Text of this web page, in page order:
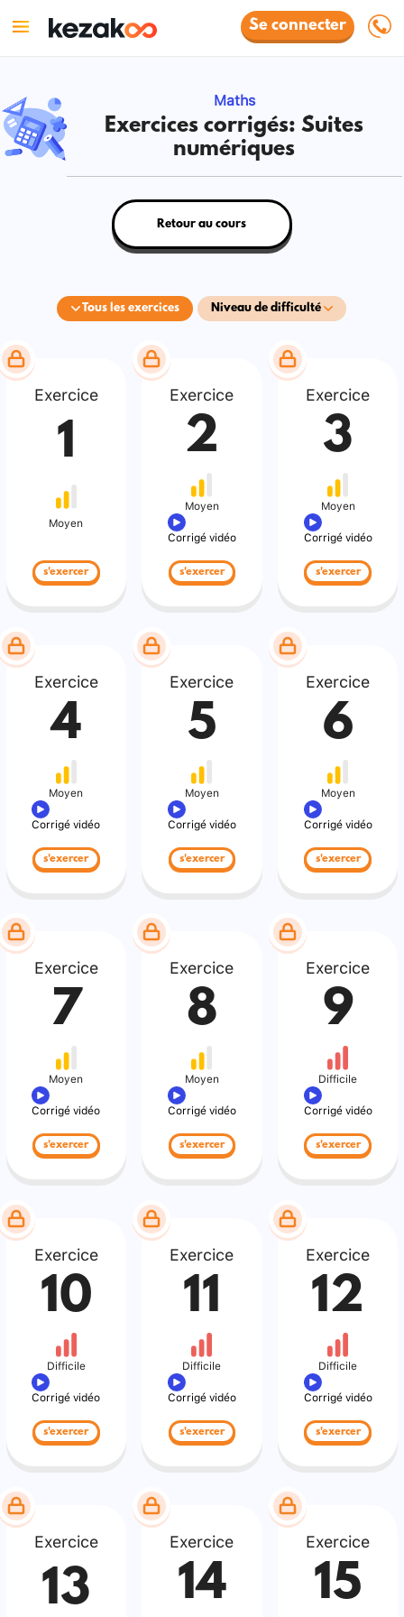
Se connecter
Maths
Exercices corrigés: Suites
numériques
Tous les exercices Niveau de difficulté
Retour au cours
Exercice
1
Moyen
s'exercer
Exercice
2
Moyen
Corrigé vidéo
s'exercer
Exercice
3
Moyen
Corrigé vidéo
s'exercer
Exercice
4
Moyen
Corrigé vidéo
s'exercer
Exercice
5
Moyen
Corrigé vidéo
s'exercer
Exercice
6
Moyen
Corrigé vidéo
s'exercer
Exercice
7
Moyen
Corrigé vidéo
s'exercer
Exercice
8
Moyen
Corrigé vidéo
s'exercer
Exercice
9
Difficile
Corrigé vidéo
s'exercer
Exercice
10
Difficile
Corrigé vidéo
s'exercer
Exercice
11
Difficile
Corrigé vidéo
s'exercer
Exercice
12
Difficile
Corrigé vidéo
s'exercer
Exercice
13
Exercice
14
Exercice
15